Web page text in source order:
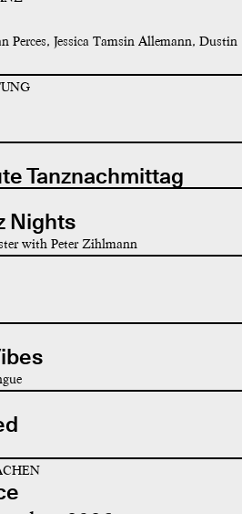
Perces, Jessica Tamsin Allemann, Dustin
Tanznachmittag
Nights
with Peter Zihlmann